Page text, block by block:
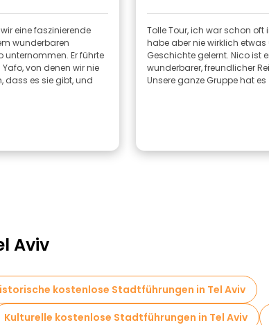
eine faszinierende
wunderbaren
unternommen. Er führte
von denen wir nie
dass es sie gibt, und
Tolle Tour, ich war schon oft
habe aber nie wirklich etwas
Geschichte gelernt. Nico ist
wunderbarer, freundlicher
Unsere ganze Gruppe hat
Aviv
kostenlose Stadtführungen in Tel Aviv
Kulturelle kostenlose Stadtführungen in Tel Aviv